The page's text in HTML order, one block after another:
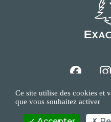
Ce site utilise des cookies et
que vous souhaitez activer